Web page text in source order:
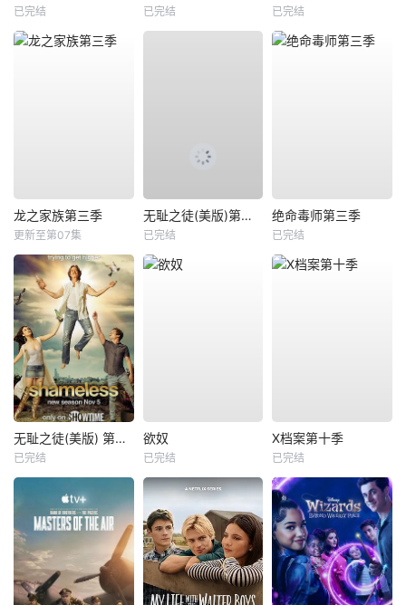
已完结 已完结 已完结
龙之家族第三季
更新至第07集
无耻之徒(美版)第一季
已完结
绝命毒师第三季
已完结
无耻之徒(美版) 第八季
已完结
欲奴
已完结
X档案第十季
已完结